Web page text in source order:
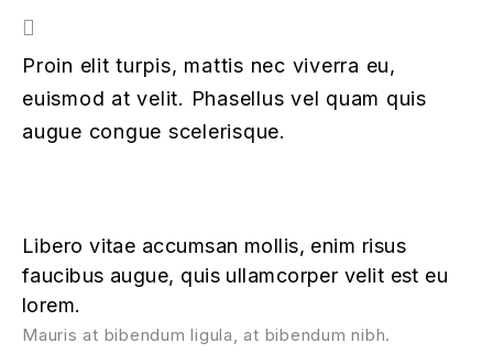
Proin elit turpis, mattis nec viverra eu,
euismod at velit. Phasellus vel quam quis
augue congue scelerisque.
Libero vitae accumsan mollis, enim risus
faucibus augue, quis ullamcorper velit est eu
lorem.
Mauris at bibendum ligula, at bibendum nibh.